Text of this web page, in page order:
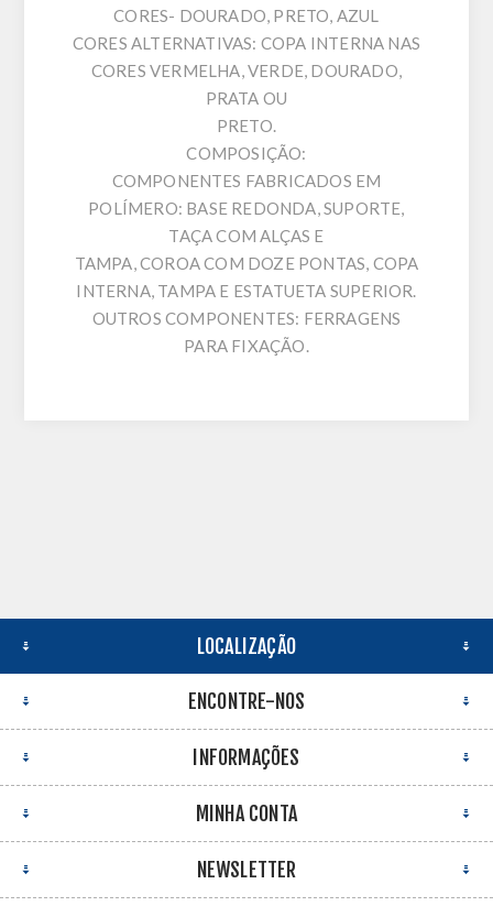
CORES- DOURADO, PRETO, AZUL
CORES ALTERNATIVAS: COPA INTERNA NAS
CORES VERMELHA, VERDE, DOURADO,
PRATA OU
PRETO.
COMPOSIÇÃO:
COMPONENTES FABRICADOS EM
POLÍMERO: BASE REDONDA, SUPORTE,
TAÇA COM ALÇAS E
TAMPA, COROA COM DOZE PONTAS, COPA
INTERNA, TAMPA E ESTATUETA SUPERIOR.
OUTROS COMPONENTES: FERRAGENS
PARA FIXAÇÃO.
LOCALIZAÇÃO
ENCONTRE-NOS
INFORMAÇÕES
MINHA CONTA
NEWSLETTER